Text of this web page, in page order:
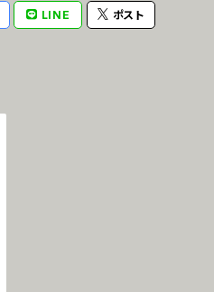
LINE ポスト